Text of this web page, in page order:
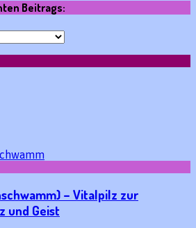
Beitrags:
– Vitalpilz zur
und Geist